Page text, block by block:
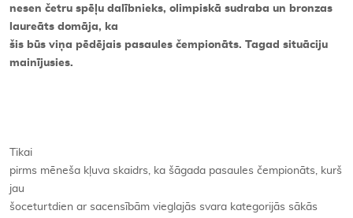
nesen četru spēļu dalībnieks, olimpiskā sudraba un bronzas
laureāts domāja, ka
šis būs viņa pēdējais pasaules čempionāts. Tagad situāciju
mainījusies.
Tikai
pirms mēneša kļuva skaidrs, ka šāgada pasaules čempionāts, kurš
jau
šoceturtdien ar sacensībām vieglajās svara kategorijās sākās